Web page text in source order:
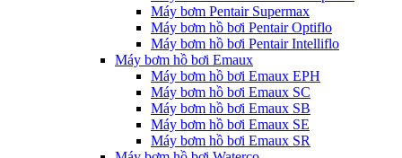
Máy bơm Pentair Supermax
Máy bơm hồ bơi Pentair Optiflo
Máy bơm hồ bơi Pentair Intelliflo
Máy bơm hồ bơi Emaux
Máy bơm hồ bơi Emaux EPH
Máy bơm hồ bơi Emaux SC
Máy bơm hồ bơi Emaux SB
Máy bơm hồ bơi Emaux SE
Máy bơm hồ bơi Emaux SR